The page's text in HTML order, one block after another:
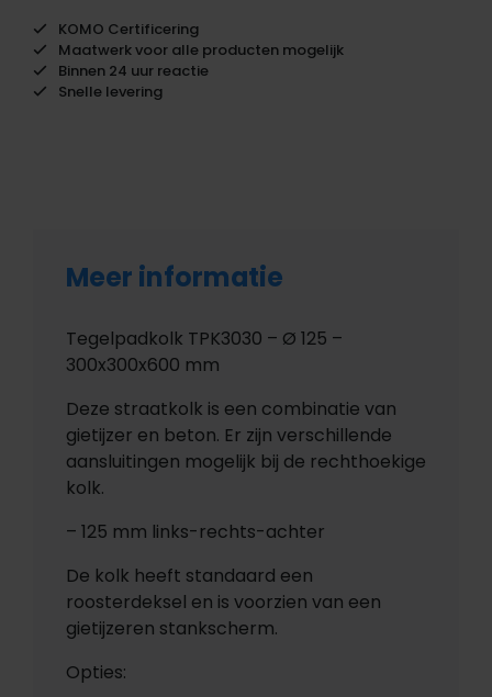
KOMO Certificering
Maatwerk voor alle producten mogelijk
Binnen 24 uur reactie
Snelle levering
Meer informatie
Tegelpadkolk TPK3030 – Ø 125 –
300x300x600 mm
Deze straatkolk is een combinatie van
gietijzer en beton. Er zijn verschillende
aansluitingen mogelijk bij de rechthoekige
kolk.
– 125 mm links-rechts-achter
De kolk heeft standaard een
roosterdeksel en is voorzien van een
gietijzeren stankscherm.
Opties: